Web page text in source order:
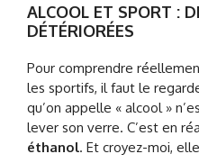
ALCOOL ET SPORT :
DÉTÉRIORÉES
Pour comprendre
les sportifs, il faut le
qu’on appelle « alcool »
lever son verre. C’est en
éthanol. Et croyez-moi,